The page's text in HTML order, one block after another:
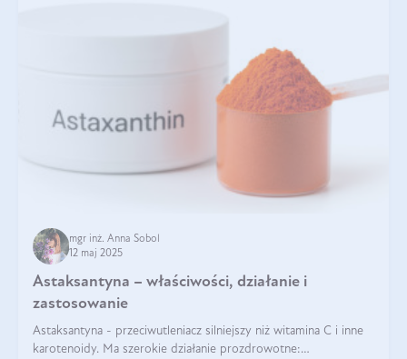
mgr inż. Anna Sobol
12 maj 2025
Astaksantyna – właściwości, działanie i
zastosowanie
Astaksantyna - przeciwutleniacz silniejszy niż witamina C i inne
karotenoidy. Ma szerokie działanie prozdrowotne: